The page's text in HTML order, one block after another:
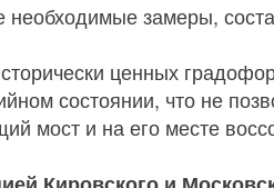
необходимые замеры,
ценных
состоянии, что не
мост и на его месте